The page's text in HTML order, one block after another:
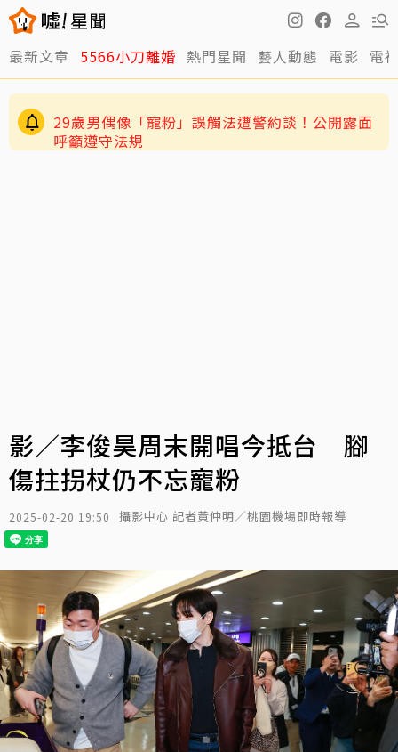
最新文章 5566小刀離婚 熱門星聞 藝人動態 電影 電
29歲男偶像「寵粉」誤觸法遭警約談！公開露面
呼籲遵守法規
影／李俊昊周末開唱今抵台 腳
傷拄拐杖仍不忘寵粉
2025-02-20 19:50 攝影中心 記者黃仲明／桃園機場即時報導